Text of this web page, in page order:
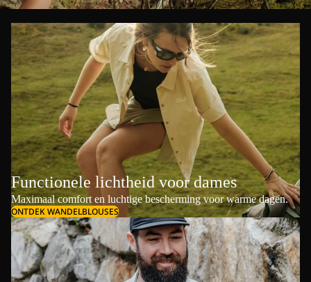
Functionele lichtheid voor dames
Maximaal comfort en luchtige bescherming voor warme dagen.
ONTDEK WANDELBLOUSES